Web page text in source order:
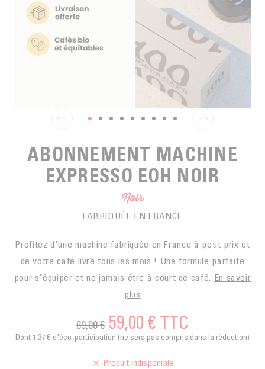
PIÈCES DÉTACHÉES
CAFÉ BIO
CAFÉ ÉQUITABLE
EN SACHETS
EN DOSETTES
ACCESSOIRES POUR LE THÉ
ARTS DE LA TABLE
POUR GRIGNOTER
POUR EMPORTER
LA MARQUE
BLOG
ACTIVITÉS
FONDATION
Contact
ABONNEMENT MACHINE
EXPRESSO EOH NOIR
Noir
FABRIQUÉE EN FRANCE
Profitez d'une machine fabriquée en France à petit prix et
de votre café livré tous les mois ! Une formule parfaite
pour s'équiper et ne jamais être à court de café. En savoir
plus
89,00 € 59,00 € TTC
Dont 1,37 € d'éco-participation (ne sera pas compris dans la réduction)
Produit indisponible